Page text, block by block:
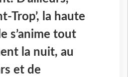
Trop’, la haute
s’anime tout
la nuit, au
et de